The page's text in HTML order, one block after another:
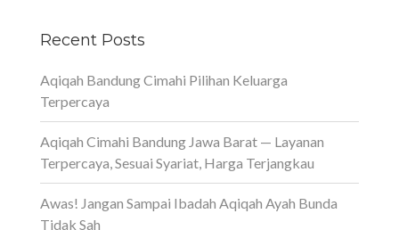
Recent Posts
Aqiqah Bandung Cimahi Pilihan Keluarga
Terpercaya
Aqiqah Cimahi Bandung Jawa Barat — Layanan
Terpercaya, Sesuai Syariat, Harga Terjangkau
Awas! Jangan Sampai Ibadah Aqiqah Ayah Bunda
Tidak Sah